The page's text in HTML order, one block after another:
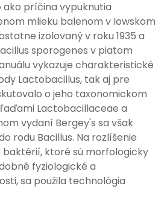
príčina vypuknutia
mlieku balenom v Iowskom
izolovaný v roku 1935 a
sporogenes v piatom
vykazuje charakteristické
Lactobacillus, tak aj pre
o jeho taxonomickom
Lactobacillaceae a
vydaní Bergey's sa však
rodu Bacillus. Na rozlíšenie
baktérií, ktoré sú morfologicky
fyziologické a
sa použila technológia